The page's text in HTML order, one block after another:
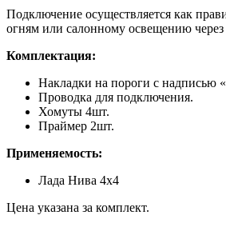
Подключение осуществляется как
огням или салонному освещению
Комплектация:
Накладки на пороги с
Проводка для подключения.
Хомуты 4шт.
Праймер 2шт.
Применяемость:
Лада Нива 4х4
Цена указана за комплект.